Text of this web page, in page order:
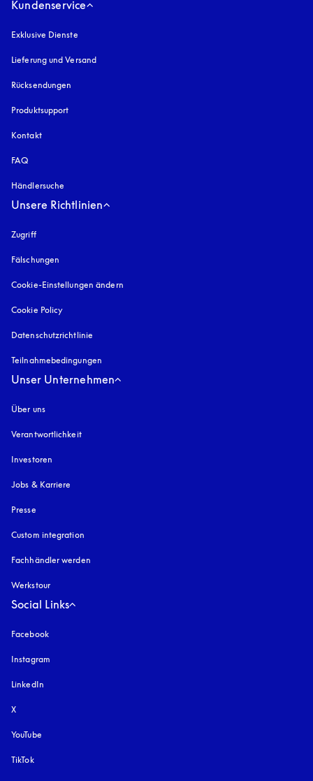
Kundenservice
Exklusive Dienste
Lieferung und Versand
Rücksendungen
Produktsupport
Kontakt
FAQ
Händlersuche
Unsere Richtlinien
Zugrifföffnet sich in einem neuen Tab
Fälschungen
Cookie-Einstellungen ändern
Cookie Policy
Datenschutzrichtlinie
Teilnahmebedingungen
Unser Unternehmen
Über uns
Verantwortlichkeit
Investoren
Jobs & Karriere
Presse
Custom integration
Fachhändler werden
Werkstour
Social Links
Facebook
Instagram
LinkedIn
X
YouTube
TikTok